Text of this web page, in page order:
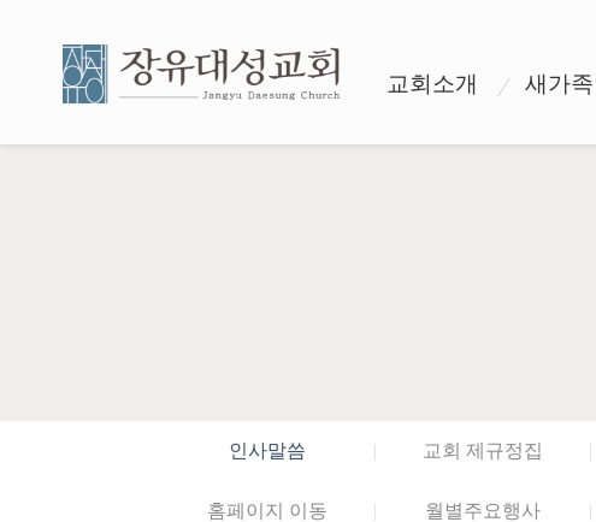
교회소개 새가족
인사말씀 교회 제규정집
홈페이지 이동 월별주요행사